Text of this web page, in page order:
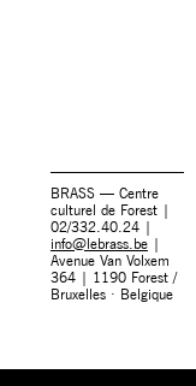
BRASS — Centre
culturel de Forest |
02/332.40.24 |
info@lebrass.be|
Avenue Van Volxem
364 | 1190 Forest /
Bruxelles · Belgique